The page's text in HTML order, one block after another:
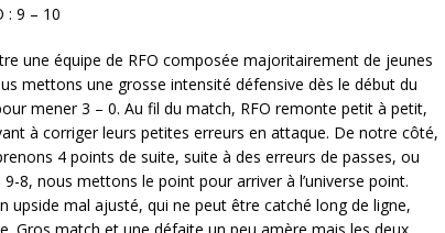
: 9 – 10
une équipe de RFO composée majoritairement de jeunes
mettons une grosse intensité défensive dès le début du
mener 3 – 0. Au fil du match, RFO remonte petit à petit,
à corriger leurs petites erreurs en attaque. De notre côté,
4 points de suite, suite à des erreurs de passes, ou
8, nous mettons le point pour arriver à l’universe point.
upside mal ajusté, qui ne peut être catché long de ligne,